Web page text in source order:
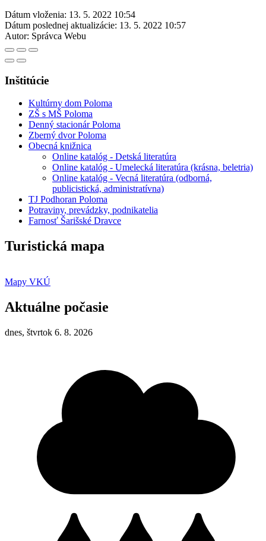
Dátum vloženia: 13. 5. 2022 10:54
Dátum poslednej aktualizácie: 13. 5. 2022 10:57
Autor: Správca Webu
Inštitúcie
Kultúrny dom Poloma
ZŠ s MŠ Poloma
Denný stacionár Poloma
Zberný dvor Poloma
Obecná knižnica
Online katalóg - Detská literatúra
Online katalóg - Umelecká literatúra (krásna, beletria)
Online katalóg - Vecná literatúra (odborná,
publicistická, administratívna)
TJ Podhoran Poloma
Potraviny, prevádzky, podnikatelia
Farnosť Šarišské Dravce
Turistická mapa
Mapy VKÚ
Aktuálne počasie
dnes, štvrtok 6. 8. 2026